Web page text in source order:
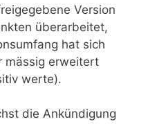
Version
überarbeitet,
hat sich
mässig erweitert
werte).
die Ankündigung